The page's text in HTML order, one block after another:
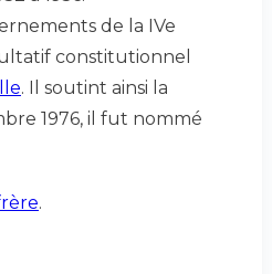
de la IVe
constitutionnel
. Il soutint ainsi la
1976, il fut nommé
.